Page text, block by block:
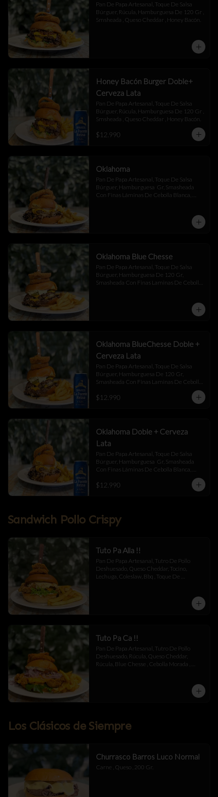
Pan De Papa Artesanal, Toque De Salsa
Búrguer, Rúcula, Hamburguesa De 120 Gr ,
Smsheada , Queso Cheddar , Honey Bacón.
Honey Bacón Burger Doble+
Cerveza Lata
Pan De Papa Artesanal, Toque De Salsa
Búrguer, Rúcula, Hamburguesa De 120 Gr ,
Smsheada , Queso Cheddar , Honey Bacón.
$12.990
Oklahoma
Pan De Papa Artesanal, Toque De Salsa
Búrguer, Hamburguesa  Gr, Smasheada
Con Finas Láminas De Cebolla Blanca,
Oklahoma Blue Chesse
Pan De Papa Artesanal, Toque De Salsa
Búrguer, Hamburguesa De 120 Gr,
Smasheada Con Finas Laminas De Cebolla
Oklahoma BlueChesse Doble +
Cerveza Lata
Pan De Papa Artesanal, Toque De Salsa
Búrguer, Hamburguesa De 120 Gr,
Smasheada Con Finas Laminas De Cebolla
Jalapeño Y Toque De Salsa Búrguer .
$12.990
Oklahoma Doble + Cerveza
Lata
Pan De Papa Artesanal, Toque De Salsa
Búrguer, Hamburguesa  Gr, Smasheada
Con Finas Láminas De Cebolla Blanca,
Queso Cheddar Y Toque De Salsa Búrguer.
$12.990
Sandwich Pollo Crispy
Tuto Pa Alla !!
Pan De Papa Artesanal, Tutro De Pollo
Deshuesado, Queso Cheddar, Tocino,
Lechuga, Coleslaw, Bbq , Toque De
Tuto Pa Ca !!
Pan De Papa Artesanal, Tutro De Pollo
Deshuesado, Rúcula, Queso Cheddar,
Rúcula, Blue Chesse , Cebolla Morada ,
Los Clásicos de Siempre
Churrasco Barros Luco Normal
Carne , Queso , 200 Gr.